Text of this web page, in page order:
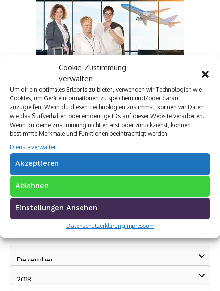
Cookie-Zustimmung
verwalten
Um dir ein optimales Erlebnis zu bieten, verwenden wir Technologien wie
Cookies, um Geräteinformationen zu speichern und/oder darauf
zuzugreifen. Wenn du diesen Technologien zustimmst, können wir Daten
wie das Surfverhalten oder eindeutige IDs auf dieser Website verarbeiten.
Wenn du deine Zustimmung nicht erteilst oder zurückziehst, können
bestimmte Merkmale und Funktionen beeinträchtigt werden.
Dienste verwalten
Akzeptieren
Ablehnen
Einstellungen Ansehen
DatenschutzerklärungImpressum
Archivkalender